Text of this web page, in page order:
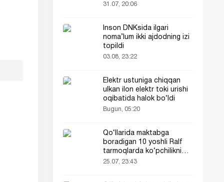
31.07, 20:06
Inson DNKsida ilgari
noma’lum ikki ajdodning izi
topildi
03.08, 23:22
Elektr ustuniga chiqqan
ulkan ilon elektr toki urishi
oqibatida halok bo‘ldi
Bugun, 05:20
Qo‘llarida maktabga
boradigan 10 yoshli Ralf
tarmoqlarda ko‘pchilikni
ta’sirlantirdi
25.07, 23:43